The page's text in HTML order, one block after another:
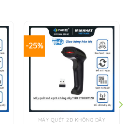
-25%
MÁY QUÉT 2D KHÔNG DÂY